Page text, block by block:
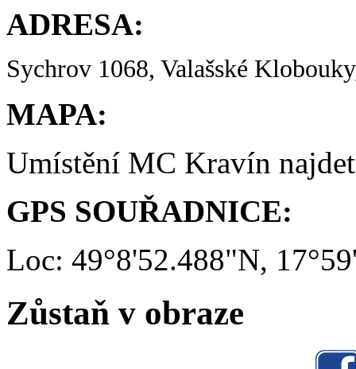
ADRESA:
Sychrov 1068, Valašské
MAPA:
Umístění MC Kravín
GPS SOUŘADNICE:
Loc: 49°8'52.488"N,
Zůstaň v obraze